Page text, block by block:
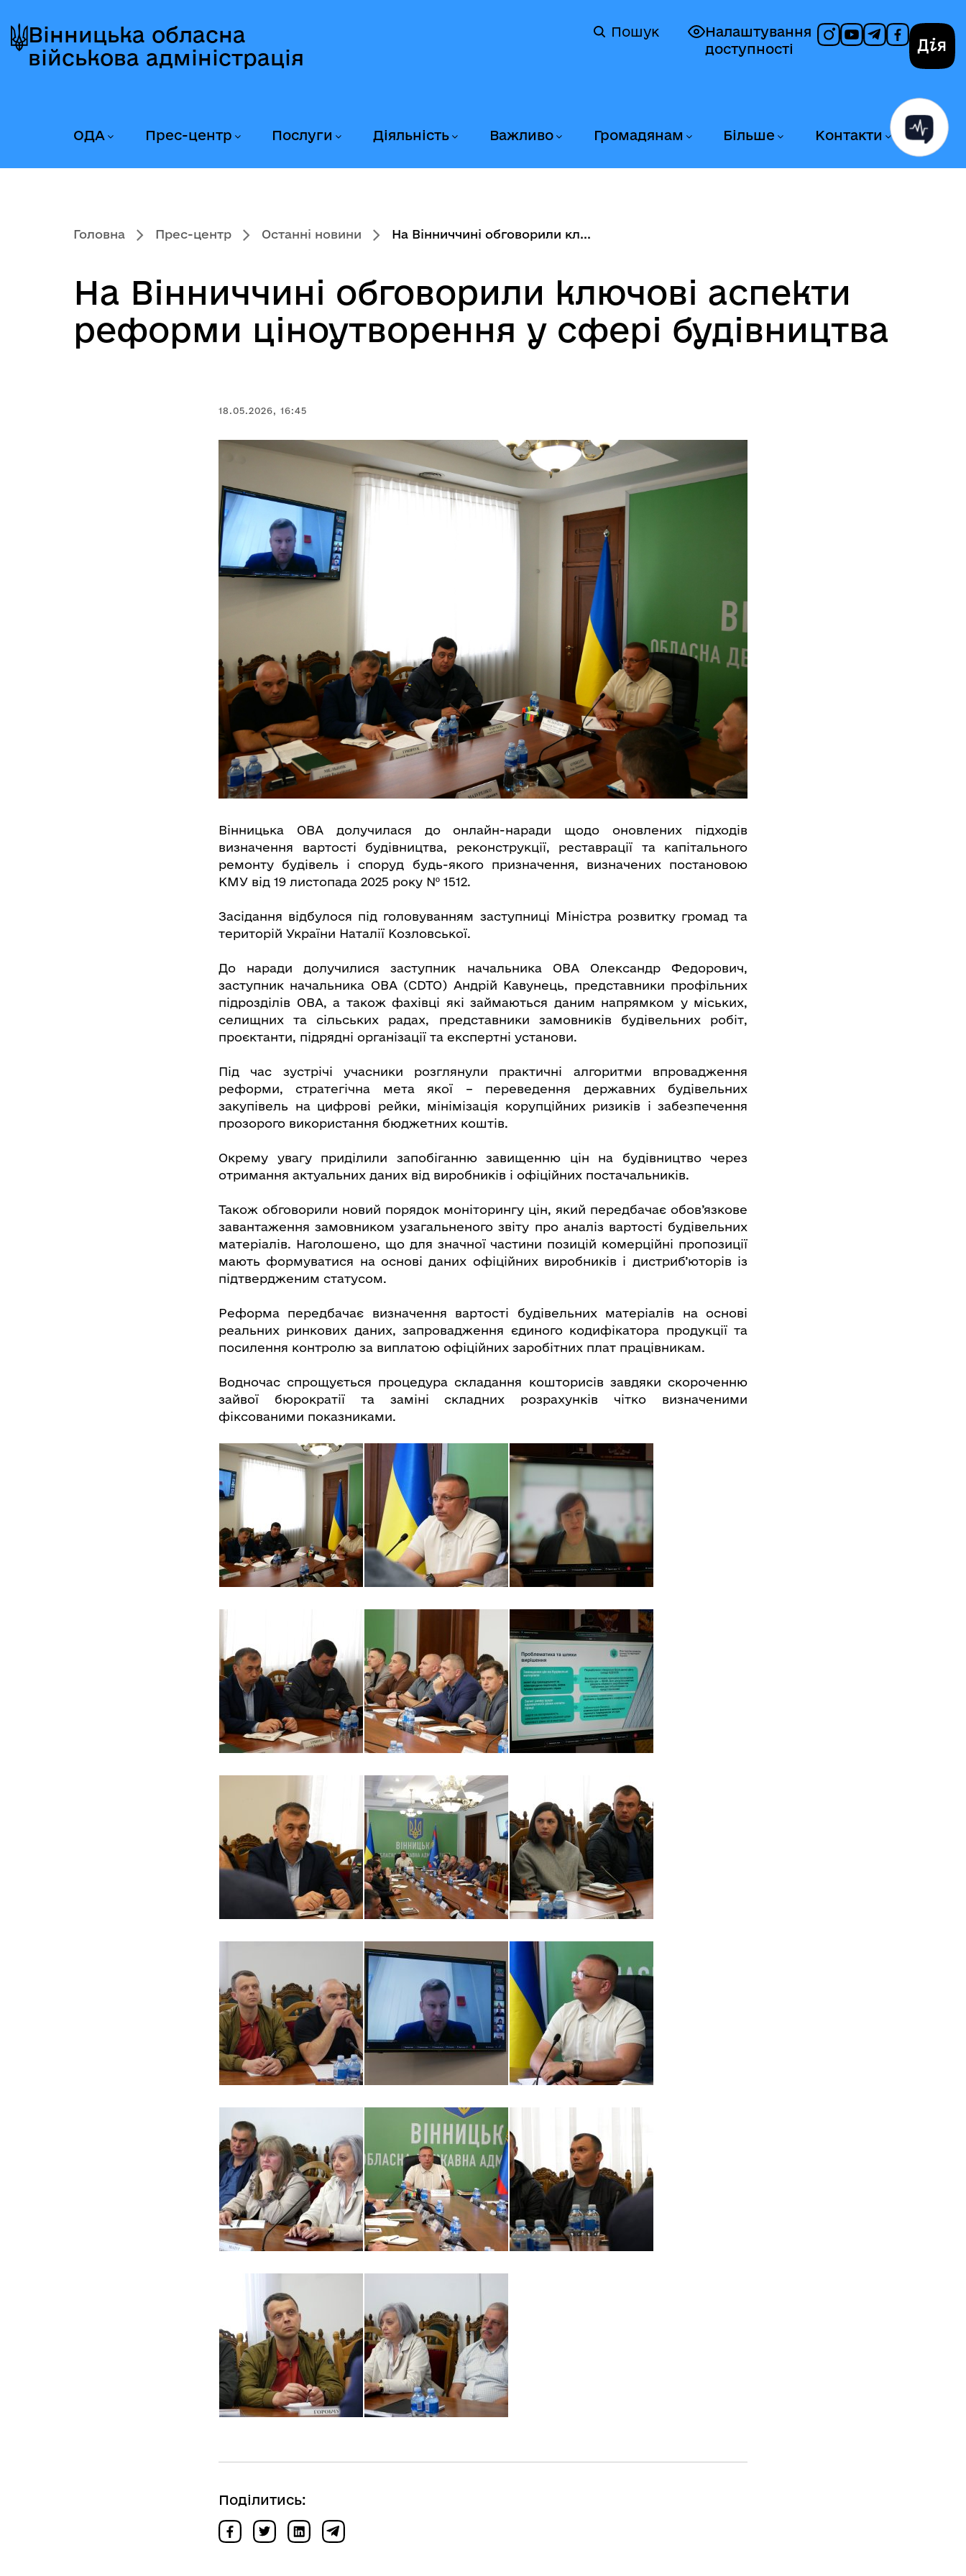
до
головного
до
головного
вмісту
до
головного
колонтитула
Вінницька обласна
військова адміністрація
Налаштування
доступності
Пошук
ОДА Прес-центр Послуги Діяльність Важливо Громадянам Більше Контакти
Головна Прес-центр Останні новини На Вінниччині обговорили кл...
На Вінниччині обговорили ключові аспекти
реформи ціноутворення у сфері будівництва
18.05.2026, 16:45
Вінницька ОВА долучилася до онлайн-наради щодо оновлених підходів
визначення вартості будівництва, реконструкції, реставрації та капітального
ремонту будівель і споруд будь-якого призначення, визначених постановою
КМУ від 19 листопада 2025 року Nº 1512.
Засідання відбулося під головуванням заступниці Міністра розвитку громад та
територій України Наталії Козловської.
До наради долучилися заступник начальника ОВА Олександр Федорович,
заступник начальника ОВА (CDTO) Андрій Кавунець, представники профільних
підрозділів ОВА, а також фахівці які займаються даним напрямком у міських,
селищних та сільських радах, представники замовників будівельних робіт,
проєктанти, підрядні організації та експертні установи.
Під час зустрічі учасники розглянули практичні алгоритми впровадження
реформи, стратегічна мета якої – переведення державних будівельних
закупівель на цифрові рейки, мінімізація корупційних ризиків і забезпечення
прозорого використання бюджетних коштів.
Окрему увагу приділили запобіганню завищенню цін на будівництво через
отримання актуальних даних від виробників і офіційних постачальників.
Також обговорили новий порядок моніторингу цін, який передбачає обов’язкове
завантаження замовником узагальненого звіту про аналіз вартості будівельних
матеріалів. Наголошено, що для значної частини позицій комерційні пропозиції
мають формуватися на основі даних офіційних виробників і дистриб’юторів із
підтвердженим статусом.
Реформа передбачає визначення вартості будівельних матеріалів на основі
реальних ринкових даних, запровадження єдиного кодифікатора продукції та
посилення контролю за виплатою офіційних заробітних плат працівникам.
Водночас спрощується процедура складання кошторисів завдяки скороченню
зайвої бюрократії та заміні складних розрахунків чітко визначеними
фіксованими показниками.
Поділитись: